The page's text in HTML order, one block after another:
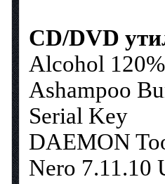
CD/DVD
Alcohol
Ashampoo
Serial Key
DAEMON
Nero 7.11.10